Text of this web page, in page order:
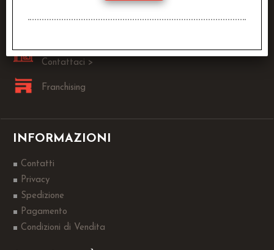
info@dragonstore.it
Sei un Negoziante?
Contattaci >
Franchising
INFORMAZIONI
Contatti
Privacy
Spedizione
Pagamento
Condizioni di Vendita